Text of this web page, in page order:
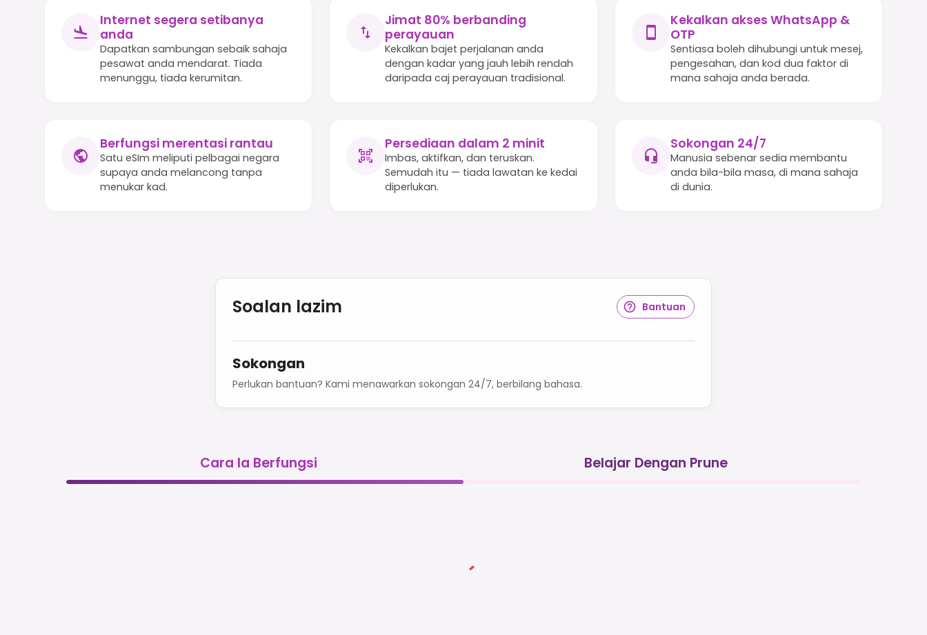
Internet segera setibanya
anda
Dapatkan sambungan sebaik sahaja
pesawat anda mendarat. Tiada
menunggu, tiada kerumitan.
Jimat 80% berbanding
perayauan
Kekalkan bajet perjalanan anda
dengan kadar yang jauh lebih rendah
daripada caj perayauan tradisional.
Kekalkan akses WhatsApp &
OTP
Sentiasa boleh dihubungi untuk mesej,
pengesahan, dan kod dua faktor di
mana sahaja anda berada.
Berfungsi merentasi rantau
Satu eSIm meliputi pelbagai negara
supaya anda melancong tanpa
menukar kad.
Persediaan dalam 2 minit
Imbas, aktifkan, dan teruskan.
Semudah itu — tiada lawatan ke kedai
diperlukan.
Sokongan 24/7
Manusia sebenar sedia membantu
anda bila-bila masa, di mana sahaja
di dunia.
Soalan lazim Bantuan
Sokongan
Perlukan bantuan? Kami menawarkan sokongan 24/7, berbilang bahasa.
Cara Ia Berfungsi Belajar Dengan Prune